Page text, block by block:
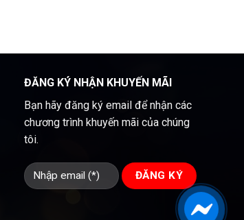
ĐĂNG KÝ NHẬN KHUYẾN MÃI
Bạn hãy đăng ký email để nhận các
chương trình khuyến mãi của chúng
tôi.